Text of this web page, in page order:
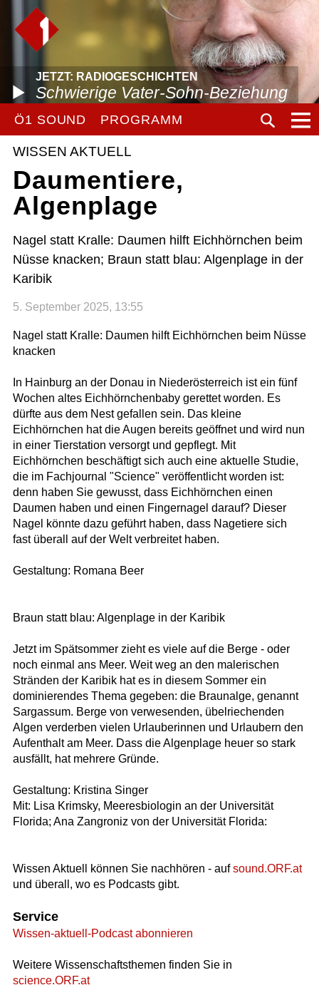
JETZT: RADIOGESCHICHTEN
Schwierige Vater-Sohn-Beziehung
Ö1 SOUND PROGRAMM
WISSEN AKTUELL
Daumentiere,
Algenplage
Nagel statt Kralle: Daumen hilft Eichhörnchen beim
Nüsse knacken; Braun statt blau: Algenplage in der
Karibik
5. September 2025, 13:55
Nagel statt Kralle: Daumen hilft Eichhörnchen beim Nüsse
knacken
In Hainburg an der Donau in Niederösterreich ist ein fünf
Wochen altes Eichhörnchenbaby gerettet worden. Es
dürfte aus dem Nest gefallen sein. Das kleine
Eichhörnchen hat die Augen bereits geöffnet und wird nun
in einer Tierstation versorgt und gepflegt. Mit
Eichhörnchen beschäftigt sich auch eine aktuelle Studie,
die im Fachjournal "Science" veröffentlicht worden ist:
denn haben Sie gewusst, dass Eichhörnchen einen
Daumen haben und einen Fingernagel darauf? Dieser
Nagel könnte dazu geführt haben, dass Nagetiere sich
fast überall auf der Welt verbreitet haben.
Gestaltung: Romana Beer
Braun statt blau: Algenplage in der Karibik
Jetzt im Spätsommer zieht es viele auf die Berge - oder
noch einmal ans Meer. Weit weg an den malerischen
Stränden der Karibik hat es in diesem Sommer ein
dominierendes Thema gegeben: die Braunalge, genannt
Sargassum. Berge von verwesenden, übelriechenden
Algen verderben vielen Urlauberinnen und Urlaubern den
Aufenthalt am Meer. Dass die Algenplage heuer so stark
ausfällt, hat mehrere Gründe.
Gestaltung: Kristina Singer
Mit: Lisa Krimsky, Meeresbiologin an der Universität
Florida; Ana Zangroniz von der Universität Florida:
Wissen Aktuell können Sie nachhören - aufsound.ORF.at
und überall, wo es Podcasts gibt.
Service
Wissen-aktuell-Podcast abonnieren
Weitere Wissenschaftsthemen finden Sie in
science.ORF.at